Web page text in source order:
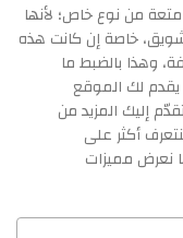
من نوع خاص؛ لأنها
خاصة إن كانت هذه
وهذا بالضبط ما
لك الموقع
إليك المزيد من
أكثر على
نعرض مميزات